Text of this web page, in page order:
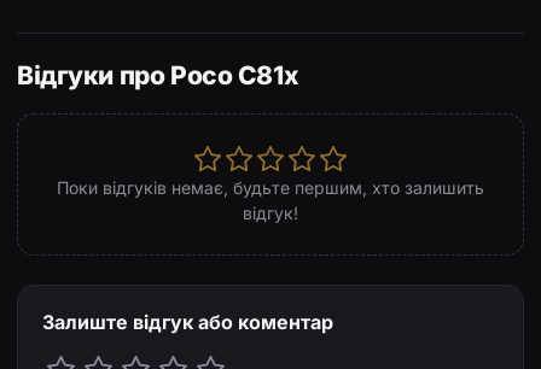
Відгуки про Poco C81x
Поки відгуків немає, будьте першим, хто залишить
відгук!
Залиште відгук або коментар